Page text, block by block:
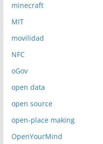
minecraft
MIT
movilidad
NFC
oGov
open data
open source
open-place making
OpenYourMind